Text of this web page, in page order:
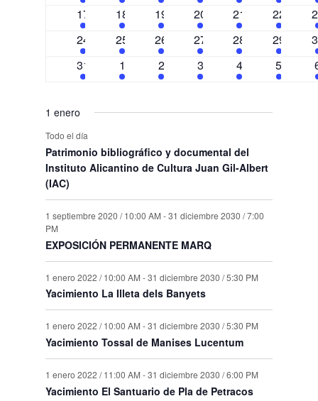
eventos
eventos
eventos
eventos
eventos
eventos
26
eventos
17
26
eventos
18
26
eventos
19
26
eventos
20
26
eventos
21
25
eventos
22
25
eventos
24
25
eventos
25
25
eventos
26
25
eventos
27
25
eventos
28
25
eventos
29
24
eventos
31
23
eventos
1
22
eventos
2
22
eventos
3
22
eventos
4
22
eventos
5
1 enero
Todo el día
Patrimonio bibliográfico y documental del
Instituto Alicantino de Cultura Juan Gil-Albert
(IAC)
1 septiembre 2020 / 10:00 AM -31 diciembre 2030 / 7:00
PM
EXPOSICIÓN PERMANENTE MARQ
1 enero 2022 / 10:00 AM -31 diciembre 2030 / 5:30 PM
Yacimiento La Illeta dels Banyets
1 enero 2022 / 10:00 AM -31 diciembre 2030 / 5:30 PM
Yacimiento Tossal de Manises Lucentum
1 enero 2022 / 11:00 AM -31 diciembre 2030 / 6:00 PM
Yacimiento El Santuario de Pla de Petracos